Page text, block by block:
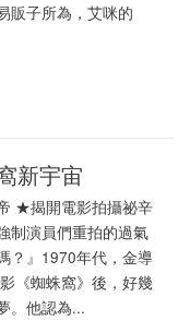
販子所為，艾咪的
新宇宙
★揭開電影拍攝祕辛
制演員們重拍的過氣
？』1970年代，金導
《蜘蛛窩》後，好幾
。他認為...